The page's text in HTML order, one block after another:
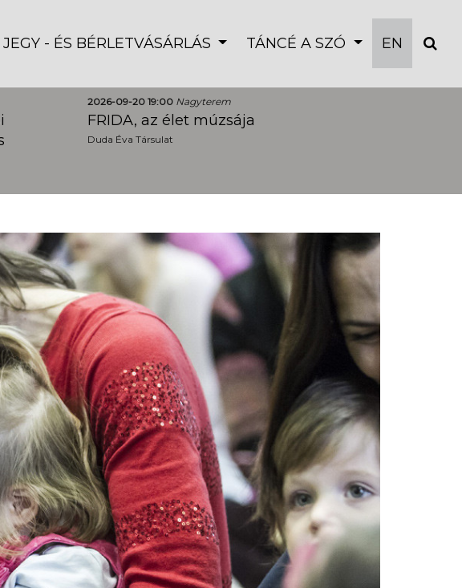
JEGY - ÉS BÉRLETVÁSÁRLÁS TÁNCÉ A SZÓ EN
2026-09-20 19:00 Nagyterem
FRIDA, az élet múzsája
Duda Éva Társulat